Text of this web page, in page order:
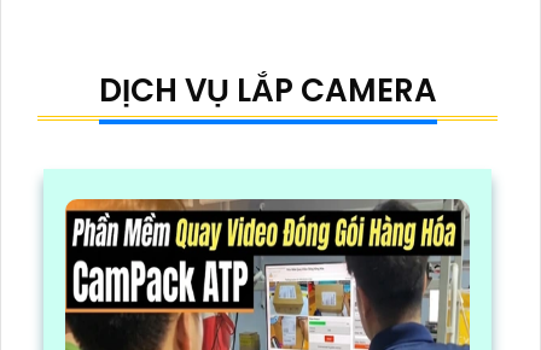
DỊCH VỤ LẮP CAMERA